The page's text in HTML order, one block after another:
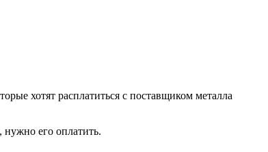
хотят расплатиться с поставщиком металла
нужно его оплатить.